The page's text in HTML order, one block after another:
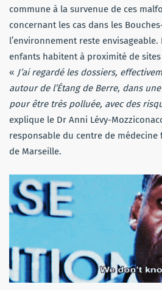
commune à la survenue de ces
concernant les cas dans les
l’environnement reste
enfants habitent à proximité de
« J’ai regardé les dossiers,
autour de l’Étang de Berre, dans
pour être très polluée, avec des
explique le Dr Anni Lévy-
responsable du centre de
de Marseille.